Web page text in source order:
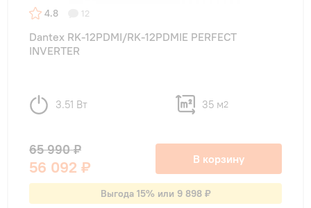
4.8 12
Dantex RK-12PDMI/RK-12PDMIE PERFECT
INVERTER
3.51 Вт 35 м2
65 990 ₽
56 092 ₽ В корзину
Выгода 15% или 9 898 ₽